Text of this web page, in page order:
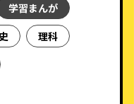
学習まんが
理科